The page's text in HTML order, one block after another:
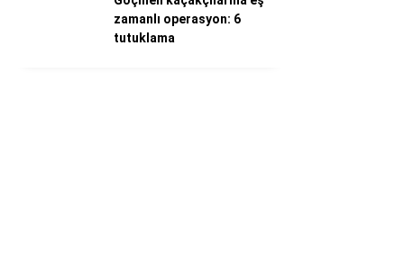
zamanlı operasyon: 6
tutuklama